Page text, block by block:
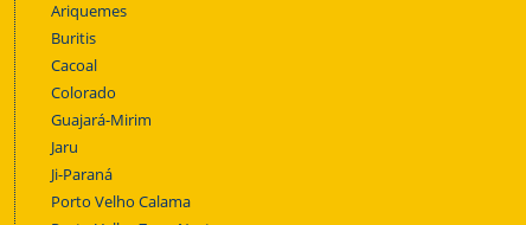
Ariquemes
Buritis
Cacoal
Colorado
Guajará-Mirim
Jaru
Ji-Paraná
Porto Velho Calama